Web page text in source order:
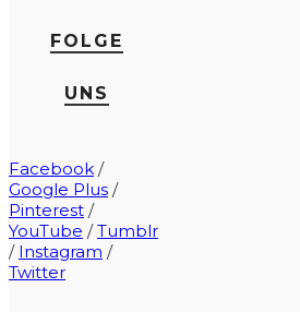
FOLGE
UNS
Facebook /
Google Plus /
Pinterest /
YouTube /Tumblr
/ Instagram /
Twitter